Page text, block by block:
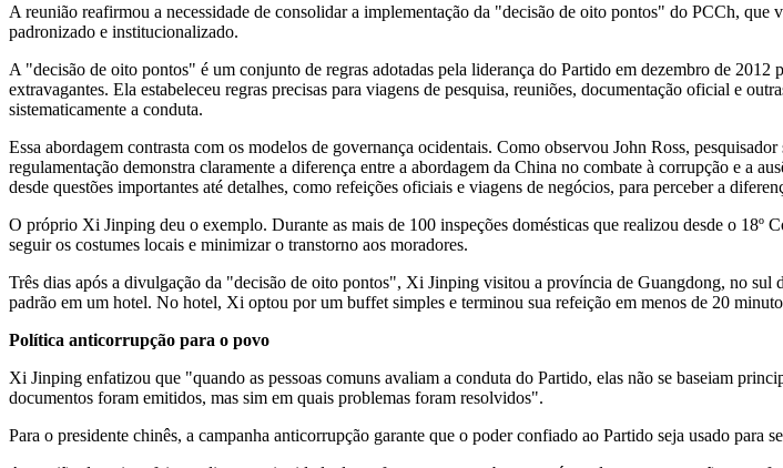
A reunião reafirmou a necessidade de consolidar a implementação da "decisão de oito pontos" do PCCh,
padronizado e institucionalizado.
A "decisão de oito pontos" é um conjunto de regras adotadas pela liderança do Partido em dezembro de
extravagantes. Ela estabeleceu regras precisas para viagens de pesquisa, reuniões, documentação oficial e
sistematicamente a conduta.
Essa abordagem contrasta com os modelos de governança ocidentais. Como observou John Ross,
regulamentação demonstra claramente a diferença entre a abordagem da China no combate à corrupção e a
desde questões importantes até detalhes, como refeições oficiais e viagens de negócios, para perceber a
O próprio Xi Jinping deu o exemplo. Durante as mais de 100 inspeções domésticas que realizou desde o 18º
seguir os costumes locais e minimizar o transtorno aos moradores.
Três dias após a divulgação da "decisão de oito pontos", Xi Jinping visitou a província de Guangdong, no sul
padrão em um hotel. No hotel, Xi optou por um buffet simples e terminou sua refeição em menos de 20
Política anticorrupção para o povo
Xi Jinping enfatizou que "quando as pessoas comuns avaliam a conduta do Partido, elas não se baseiam
documentos foram emitidos, mas sim em quais problemas foram resolvidos".
Para o presidente chinês, a campanha anticorrupção garante que o poder confiado ao Partido seja usado para